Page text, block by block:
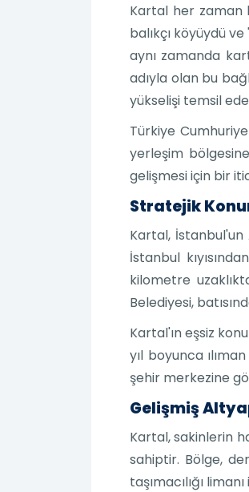
Kartal her zaman
balıkçı köyüydü
aynı zamanda
adıyla olan bu
yükselişi temsil
Türkiye
yerleşim
gelişmesi için bir
Stratejik
Kartal, İstanbul'un
İstanbul
kilometre
Belediyesi,
Kartal'ın eşsiz
yıl boyunca
şehir merkezine
Gelişmiş
Kartal, sakinlerin
sahiptir. Bölge,
taşımacılığı